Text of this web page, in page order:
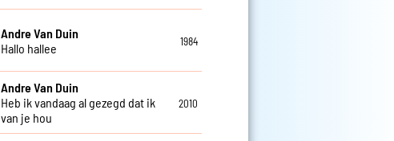
Andre Van Duin
Hallo hallee
1984
Andre Van Duin
Heb ik vandaag al gezegd dat ik
van je hou
2010